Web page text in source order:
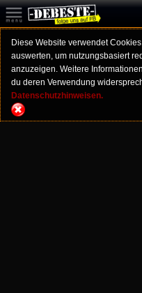
Diese Website verwendet
auswerten, um nutzungsbasiert
anzuzeigen. Weitere
du deren Verwendung
Datenschutzhinweisen.